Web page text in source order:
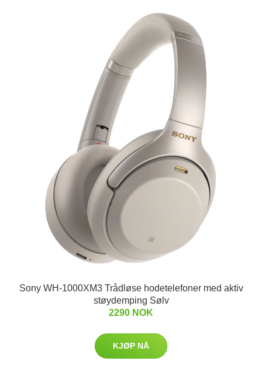
Sony WH-1000XM3 Trådløse hodetelefoner med aktiv
støydemping Sølv
2290 NOK
KJØP NÅ